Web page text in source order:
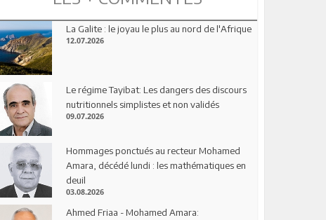
La Galite : le joyau le plus au nord de l'Afrique
12.07.2026
Le régime Tayibat: Les dangers des discours
nutritionnels simplistes et non validés
09.07.2026
Hommages ponctués au recteur Mohamed
Amara, décédé lundi : les mathématiques en
deuil
03.08.2026
Ahmed Friaa - Mohamed Amara: